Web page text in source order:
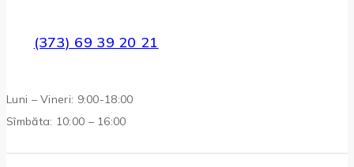
(373) 69 39 20 21
Luni – Vineri: 9:00-18:00
Sîmbăta: 10:00 – 16:00